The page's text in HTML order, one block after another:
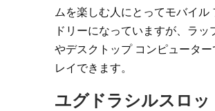
ムを楽しむ人にとってモバイル
ドリーになっていますが、ラッ
やデスクトップ コンピューター
レイできます。
ユグドラシルスロッ